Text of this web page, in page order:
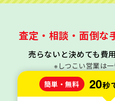
査定・相談・面倒な
売らないと決めても費
※しつこい営業は
簡単・無料
20秒